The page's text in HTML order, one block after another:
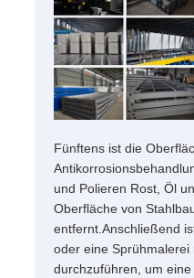
Fünftens ist die
und Polieren Rost, Öl
Oberfläche von
entfernt.Anschließend
oder eine
durchzuführen, um